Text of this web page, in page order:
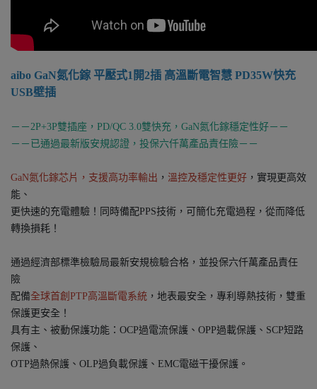
aibo GaN氮化鎵 平壓式1開2插 高溫斷電智慧 PD35W快充
USB壁插
－－2P+3P雙插座，PD/QC 3.0雙快充，GaN氮化鎵穩定性好－－
－－已通過最新版安規認證，投保六仟萬產品責任險－－
GaN氮化鎵芯片，支援高功率輸出 ， 溫控及穩定性更好 ，實現更高效
能、
更快速的充電體驗！同時備配PPS技術，可簡化充電過程，從而降低
轉換損耗！
通過經濟部標準檢驗局最新安規檢驗合格，並投保六仟萬產品責任
險
配備全球首創PTP高溫斷電系統 ，地表最安全，專利導熱技術，雙重
保護更安全！
具有主、被動保護功能：OCP過電流保護、OPP過載保護、SCP短路
保護、
OTP過熱保護、OLP過負載保護、EMC電磁干擾保護。